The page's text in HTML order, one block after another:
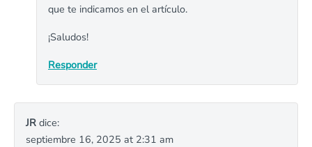
que te indicamos en el artículo.
¡Saludos!
Responder
JR dice:
septiembre 16, 2025 at 2:31 am